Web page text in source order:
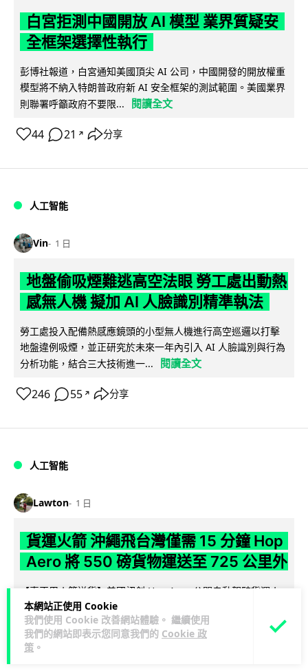
本網站正使用 Cookie
我們使用 Cookie 改善網站體驗。 繼續使用
我們的網站即表示您同意我們的 Cookie 政
策 。
白宮拒測中國開放 AI 模型 業界質疑安
全框架選擇性執行
彭博社報道，白宮通知美國頂尖 AI 公司，中國開發的開放權重
模型將不納入特朗普政府新 AI 安全框架的測試範圍。美國業界
則聯署呼籲政府不要限...
閱讀全文
44 21 ↗ 分享
人工智能
Vin 1 日
地盤偷吸煙難逃高空法眼 勞工處出動熱
感無人機 擬加 AI 人臉識別精準執法
勞工處投入配備熱感應鏡頭的小型無人機進行高空巡邏以打擊
地盤違例吸煙，並正研究於未來一年內引入 AI 人臉識別與行為
分析功能，結合三大技術進一...
閱讀全文
246 55 ↗ 分享
人工智能
Lawton 1 日
貨運火箭 沖繩飛台灣僅需 15 分鐘 Hop
Aero 將 550 磅貨物運送至 725 公里外
【真正用火箭送貨】美國初創 Hop Aero 公開自動駕駛貨運火
箭，聲稱可在 15 分鐘內將 250 公斤物資投送 750 公里外，並
以沖繩...
閱讀全文
52